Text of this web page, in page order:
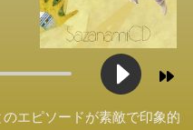
エピソードが素敵で印象的